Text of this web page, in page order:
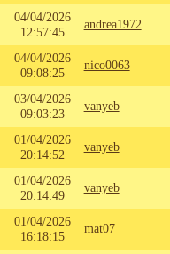
04/04/2026
12:57:45
andrea1972
04/04/2026
09:08:25
nico0063
03/04/2026
09:03:23
vanyeb
01/04/2026
20:14:52
vanyeb
01/04/2026
20:14:49
vanyeb
01/04/2026
16:18:15
mat07